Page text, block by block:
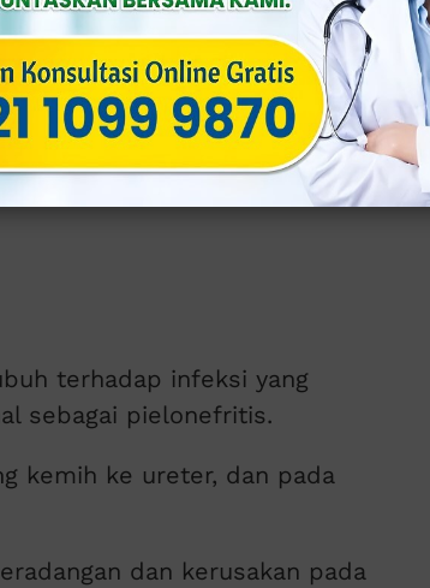
warna urine menjadi keruh
infeksi bakteri yang dapat
sudah parah, ciri-ciri dari
terhadap infeksi yang
sebagai pielonefritis.
kemih ke ureter, dan pada
dan kerusakan pada